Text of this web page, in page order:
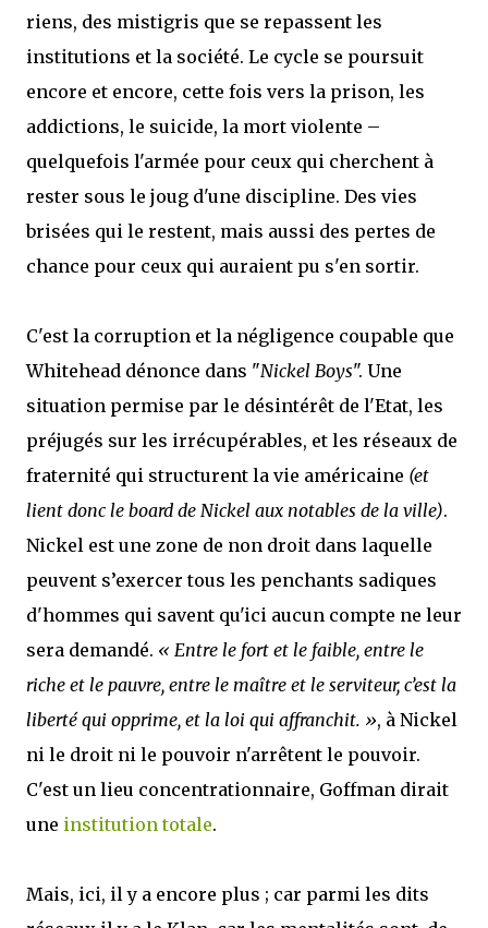
riens, des mistigris que se repassent les
institutions et la société. Le cycle se poursuit
encore et encore, cette fois vers la prison, les
addictions, le suicide, la mort violente –
quelquefois l'armée pour ceux qui cherchent à
rester sous le joug d'une discipline. Des vies
brisées qui le restent, mais aussi des pertes de
chance pour ceux qui auraient pu s'en sortir.
C'est la corruption et la négligence coupable que
Whitehead dénonce dans "Nickel Boys". Une
situation permise par le désintérêt de l'Etat, les
préjugés sur les irrécupérables, et les réseaux de
fraternité qui structurent la vie américaine (et
lient donc le board de Nickel aux notables de la ville).
Nickel est une zone de non droit dans laquelle
peuvent s’exercer tous les penchants sadiques
d'hommes qui savent qu'ici aucun compte ne leur
sera demandé. « Entre le fort et le faible, entre le
riche et le pauvre, entre le maître et le serviteur, c’est la
liberté qui opprime, et la loi qui affranchit. », à Nickel
ni le droit ni le pouvoir n'arrêtent le pouvoir.
C'est un lieu concentrationnaire, Goffman dirait
une institution totale.
Mais, ici, il y a encore plus ; car parmi les dits